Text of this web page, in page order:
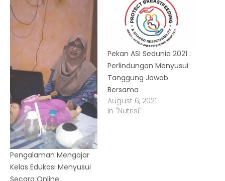
Pengalaman Mengajar
Kelas Edukasi Menyusui
Pekan ASI Sedunia 2021 :
Perlindungan Menyusui
Tanggung Jawab
Bersama
August 6, 2021
In "Nutrisi"